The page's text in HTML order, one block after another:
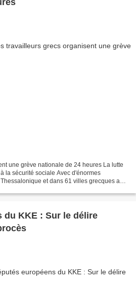
une grève nationale de 24 heures La lutte
la sécurité sociale Avec d'énormes
et dans 61 villes grecques au
du KKE : Sur le délire